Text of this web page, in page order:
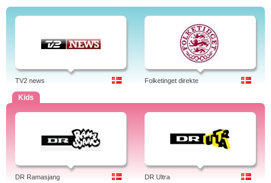
TV2 news Folketinget direkte
Kids
DR Ramasjang DR Ultra